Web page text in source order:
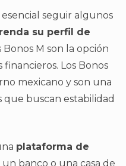
esencial seguir algunos
su perfil de
M son la opción
Los Bonos
mexicano y son una
buscan estabilidad
plataforma de
un banco o una casa de